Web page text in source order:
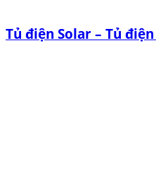
Tủ điện Solar – Tủ